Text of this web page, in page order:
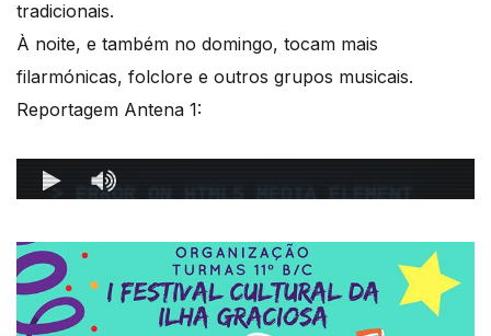
tradicionais.
À noite, e também no domingo, tocam mais
filarmónicas, folclore e outros grupos musicais.
Reportagem Antena 1: